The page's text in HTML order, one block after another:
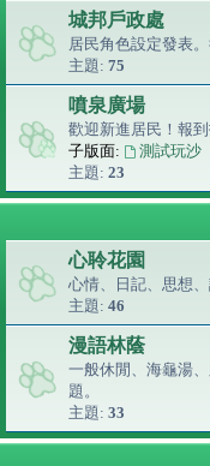
城邦戶政處
居民角色設定發表
主題: 75
噴泉廣場
歡迎新進居民！報
子版面:
測試玩沙
主題: 23
心聆花園
心情、日記、思想、
主題: 46
漫語林蔭
一般休閒、海龜湯
題。
主題: 33